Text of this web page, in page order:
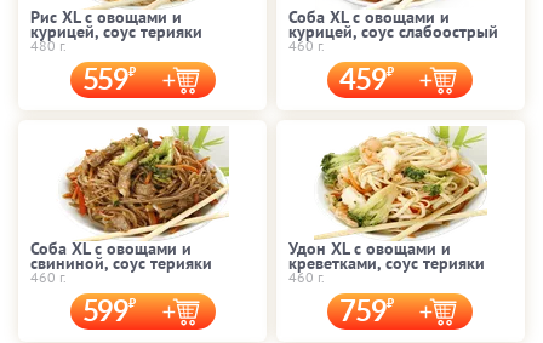
Рис XL с овощами и
курицей, соус терияки
480 г.
559
Соба XL с овощами и
курицей, соус слабоострый
460 г.
459
Соба XL с овощами и
свининой, соус терияки
460 г.
599
Удон XL с овощами и
креветками, соус терияки
460 г.
759